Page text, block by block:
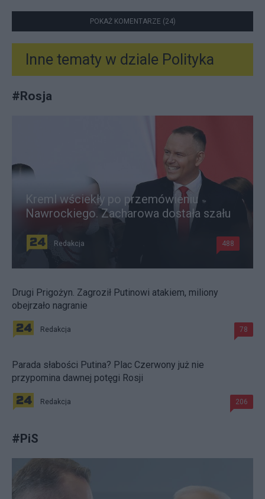
POKAŻ KOMENTARZE (24)
Inne tematy w dziale Polityka
#Rosja
Kreml wściekły po przemówieniu
Nawrockiego. Zacharowa dostała szału
Redakcja 488
Drugi Prigożyn. Zagroził Putinowi atakiem, miliony
obejrzało nagranie
Redakcja 78
Parada słabości Putina? Plac Czerwony już nie
przypomina dawnej potęgi Rosji
Redakcja 206
#PiS